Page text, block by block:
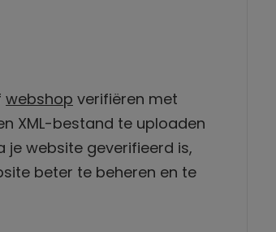
webshop verifiëren met
XML-bestand te uploaden
je website geverifieerd is,
beter te beheren en te